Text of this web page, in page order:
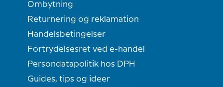
Ombytning
Returnering og reklamation
Handelsbetingelser
Fortrydelsesret ved e-handel
Persondatapolitik hos DPH
Guides, tips og ideer